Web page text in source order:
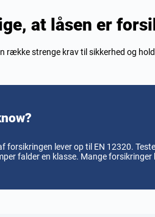
at låsen er
række strenge krav til sikkerhed og
forsikringen lever op til EN 12320.
falder en klasse. Mange